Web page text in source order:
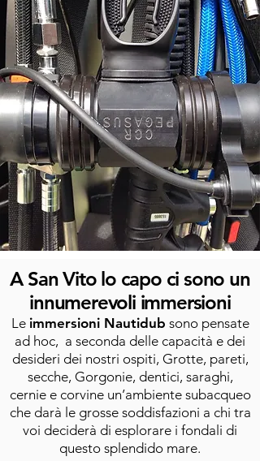
A San Vito lo capo ci sono un
innumerevoli immersioni
Le immersioni Nautidub sono pensate
ad hoc, a seconda delle capacità e dei
desideri dei nostri ospiti, Grotte, pareti,
secche, Gorgonie, dentici, saraghi,
cernie e corvine un’ambiente subacqueo
che darà le grosse soddisfazioni a chi tra
voi deciderà di esplorare i fondali di
questo splendido mare.